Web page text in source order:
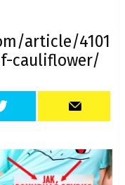
article/4101
cauliflower/